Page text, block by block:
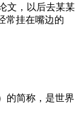
文，以后去某某
常挂在嘴边的
的简称，是世界